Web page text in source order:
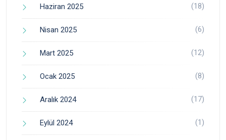
Haziran 2025 (18)
Nisan 2025 (6)
Mart 2025 (12)
Ocak 2025 (8)
Aralık 2024 (17)
Eylül 2024 (1)